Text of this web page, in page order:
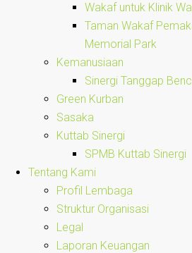
Wakaf untuk Klinik
Taman Wakaf
Memorial Park
Kemanusiaan
Sinergi Tanggap
Green Kurban
Sasaka
Kuttab Sinergi
SPMB Kuttab Sinergi
Tentang Kami
Profil Lembaga
Struktur Organisasi
Legal
Laporan Keuangan